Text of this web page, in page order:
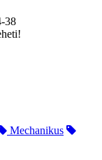
38
Mechanikus